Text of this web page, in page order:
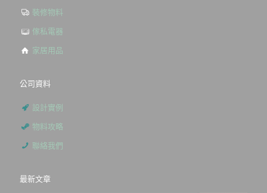
裝修物料
傢私電器
家居用品
公司資料
設計實例
物料攻略
聯絡我們
最新文章